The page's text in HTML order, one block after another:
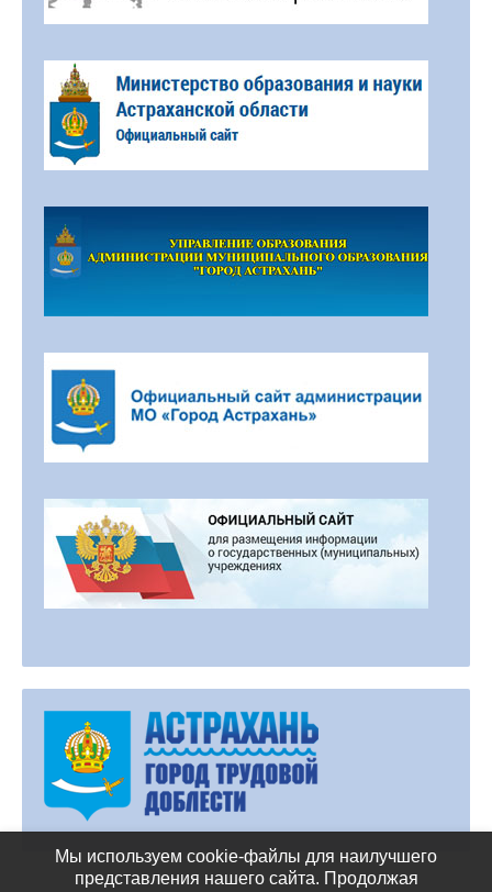
Мы используем cookie-файлы для наилучшего
представления нашего сайта. Продолжая